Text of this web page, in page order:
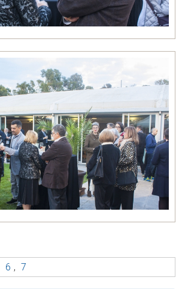
6 , 7